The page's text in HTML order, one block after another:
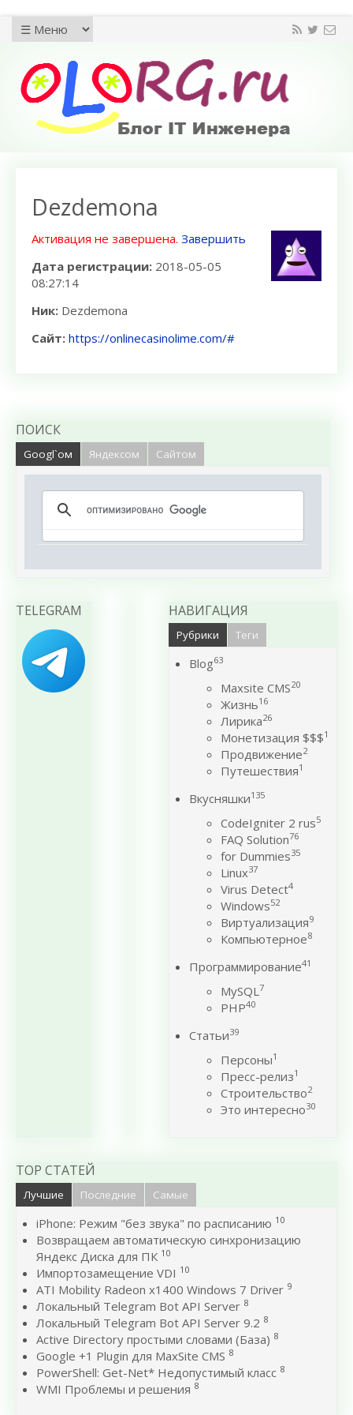
Dezdemona
Активация не завершена. Завершить
Дата регистрации: 2018-05-05
08:27:14
Ник: Dezdemona
Сайт: https://onlinecasinolime.com/#
ПОИСК
Googl`ом Яндексом Сайтом
TELEGRAM НАВИГАЦИЯ
Рубрики Теги
Blog63
Maxsite CMS20
Жизнь16
Лирика26
Монетизация $$$1
Продвижение2
Путешествия1
Вкусняшки135
CodeIgniter 2 rus5
FAQ Solution76
for Dummies35
Linux37
Virus Detect4
Windows52
Виртуализация9
Компьютерное8
Программирование41
MySQL7
PHP40
Статьи39
Персоны1
Пресс-релиз1
Строительство2
Это интересно30
TOP СТАТЕЙ
Лучшие Последние Самые
iPhone: Режим "без звука" по расписанию 10
Возвращаем автоматическую синхронизацию
Яндекс Диска для ПК 10
Импортозамещение VDI 10
ATI Mobility Radeon x1400 Windows 7 Driver 9
Локальный Telegram Bot API Server 8
Локальный Telegram Bot API Server 9.2 8
Active Directory простыми словами (База) 8
Google +1 Plugin для MaxSite CMS 8
PowerShell: Get-Net* Недопустимый класс 8
WMI Проблемы и решения 8